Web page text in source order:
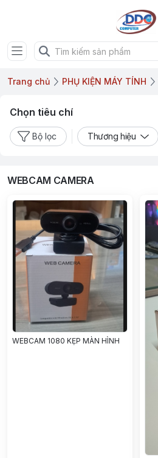
Trang chủ PHỤ KIỆN MÁY TÍNH
Chọn tiêu chí
Bộ lọc Thương hiệu
WEBCAM CAMERA
WEBCAM 1080 KẸP MÀN HÌNH